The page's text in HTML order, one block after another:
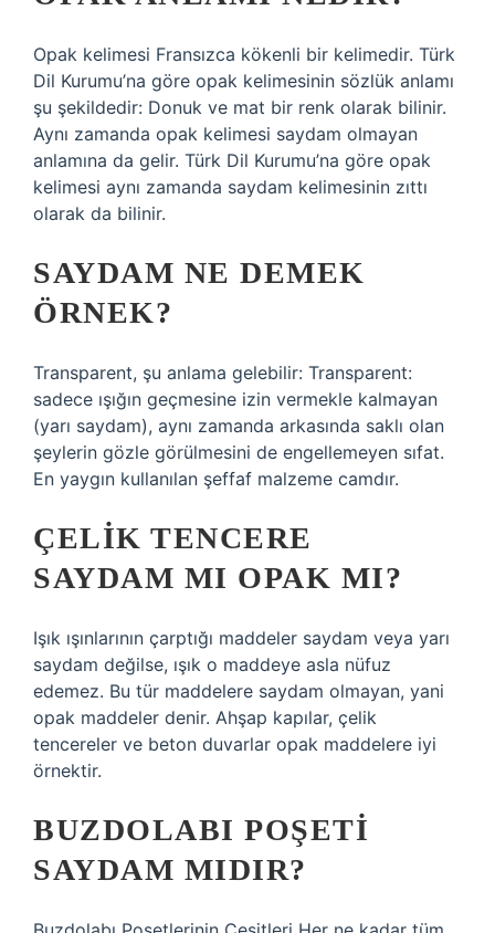
Opak kelimesi Fransızca kökenli bir kelimedir. Türk
Dil Kurumu’na göre opak kelimesinin sözlük anlamı
şu şekildedir: Donuk ve mat bir renk olarak bilinir.
Aynı zamanda opak kelimesi saydam olmayan
anlamına da gelir. Türk Dil Kurumu’na göre opak
kelimesi aynı zamanda saydam kelimesinin zıttı
olarak da bilinir.
SAYDAM NE DEMEK
ÖRNEK?
Transparent, şu anlama gelebilir: Transparent:
sadece ışığın geçmesine izin vermekle kalmayan
(yarı saydam), aynı zamanda arkasında saklı olan
şeylerin gözle görülmesini de engellemeyen sıfat.
En yaygın kullanılan şeffaf malzeme camdır.
ÇELIK TENCERE
SAYDAM MI OPAK MI?
Işık ışınlarının çarptığı maddeler saydam veya yarı
saydam değilse, ışık o maddeye asla nüfuz
edemez. Bu tür maddelere saydam olmayan, yani
opak maddeler denir. Ahşap kapılar, çelik
tencereler ve beton duvarlar opak maddelere iyi
örnektir.
BUZDOLABI POŞETI
SAYDAM MIDIR?